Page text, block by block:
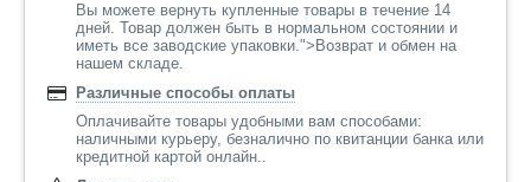
Вы можете вернуть купленные товары в течение 14
дней. Товар должен быть в нормальном состоянии и
иметь все заводские упаковки.">Возврат и обмен на
нашем складе.
Различные способы оплаты
Оплачивайте товары удобными вам способами:
наличными курьеру, безналично по квитанции банка или
кредитной картой онлайн..